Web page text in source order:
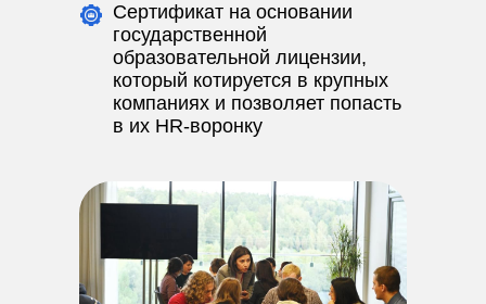
Сертификат на основании
государственной
образовательной лицензии,
который котируется в крупных
компаниях и позволяет попасть
в их HR-воронку